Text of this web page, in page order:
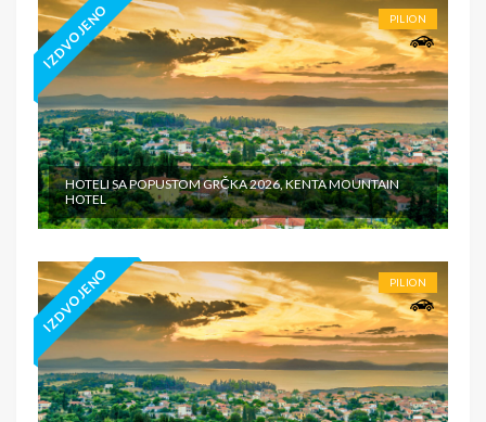
IZDVOJENO PILION
HOTELI SA POPUSTOM GRČKA 2026, KENTA MOUNTAIN
HOTEL
IZDVOJENO PILION